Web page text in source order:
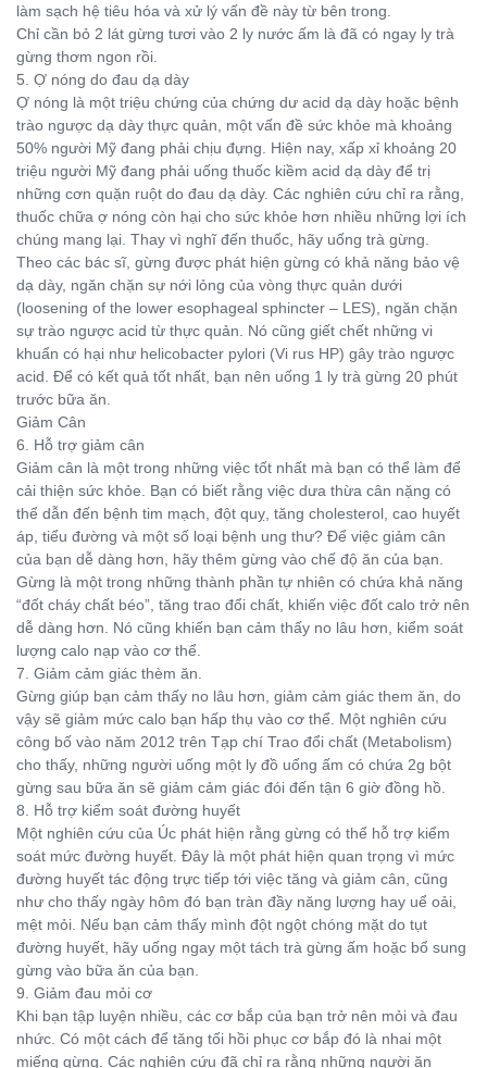
làm sạch hệ tiêu hóa và xử lý vấn đề này từ bên trong.
Chỉ cần bỏ 2 lát gừng tươi vào 2 ly nước ấm là đã có ngay ly trà
gừng thơm ngon rồi.
5. Ợ nóng do đau dạ dày
Ợ nóng là một triệu chứng của chứng dư acid dạ dày hoặc bệnh
trào ngược dạ dày thực quản, một vấn đề sức khỏe mà khoảng
50% người Mỹ đang phải chịu đựng. Hiện nay, xấp xỉ khoảng 20
triệu người Mỹ đang phải uống thuốc kiềm acid dạ dày để trị
những cơn quặn ruột do đau dạ dày. Các nghiên cứu chỉ ra rằng,
thuốc chữa ợ nóng còn hại cho sức khỏe hơn nhiều những lợi ích
chúng mang lại. Thay vì nghĩ đến thuốc, hãy uống trà gừng.
Theo các bác sĩ, gừng được phát hiện gừng có khả năng bảo vệ
dạ dày, ngăn chặn sự nới lỏng của vòng thực quản dưới
(loosening of the lower esophageal sphincter – LES), ngăn chặn
sự trào ngược acid từ thực quản. Nó cũng giết chết những vi
khuẩn có hại như helicobacter pylori (Vi rus HP) gây trào ngược
acid. Để có kết quả tốt nhất, bạn nên uống 1 ly trà gừng 20 phút
trước bữa ăn.
Giảm Cân
6. Hỗ trợ giảm cân
Giảm cân là một trong những việc tốt nhất mà bạn có thể làm để
cải thiện sức khỏe. Bạn có biết rằng việc dưa thừa cân nặng có
thể dẫn đến bệnh tim mạch, đột quỵ, tăng cholesterol, cao huyết
áp, tiểu đường và một số loại bệnh ung thư? Để việc giảm cân
của bạn dễ dàng hơn, hãy thêm gừng vào chế độ ăn của bạn.
Gừng là một trong những thành phần tự nhiên có chứa khả năng
“đốt cháy chất béo”, tăng trao đổi chất, khiến việc đốt calo trở nên
dễ dàng hơn. Nó cũng khiến bạn cảm thấy no lâu hơn, kiểm soát
lượng calo nạp vào cơ thể.
7. Giảm cảm giác thèm ăn.
Gừng giúp bạn cảm thấy no lâu hơn, giảm cảm giác them ăn, do
vậy sẽ giảm mức calo bạn hấp thụ vào cơ thể. Một nghiên cứu
công bố vào năm 2012 trên Tạp chí Trao đổi chất (Metabolism)
cho thấy, những người uống một ly đồ uống ấm có chứa 2g bột
gừng sau bữa ăn sẽ giảm cảm giác đói đến tận 6 giờ đồng hồ.
8. Hỗ trợ kiểm soát đường huyết
Một nghiên cứu của Úc phát hiện rằng gừng có thể hỗ trợ kiểm
soát mức đường huyết. Đây là một phát hiện quan trọng vì mức
đường huyết tác động trực tiếp tới việc tăng và giảm cân, cũng
như cho thấy ngày hôm đó bạn tràn đầy năng lượng hay uể oải,
mệt mỏi. Nếu bạn cảm thấy mình đột ngột chóng mặt do tụt
đường huyết, hãy uống ngay một tách trà gừng ấm hoặc bổ sung
gừng vào bữa ăn của bạn.
9. Giảm đau mỏi cơ
Khi bạn tập luyện nhiều, các cơ bắp của bạn trở nên mỏi và đau
nhức. Có một cách để tăng tối hồi phục cơ bắp đó là nhai một
miếng gừng. Các nghiên cứu đã chỉ ra rằng những người ăn